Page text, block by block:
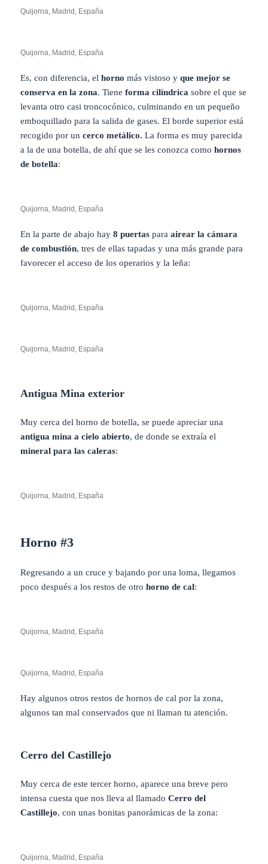
Quijorna, Madrid, España
Quijorna, Madrid, España
Es, con diferencia, elhorno más vistoso yque mejor se
conserva en la zona. Tieneforma cilíndricasobre el que se
levanta otro casi troncocónico, culminando en un pequeño
emboquillado para la salida de gases. El borde superior está
recogido por uncerco metálico. La forma es muy parecida
a la de una botella, de ahí que se les conozca comohornos
de botella:
Quijorna, Madrid, España
En la parte de abajo hay 8 puertas paraairear la cámara
de combustión, tres de ellas tapadas y una más grande para
favorecer el acceso de los operarios y la leña:
Quijorna, Madrid, España
Quijorna, Madrid, España
Antigua Mina exterior
Muy cerca del horno de botella, se puede apreciar una
antigua mina a cielo abierto, de donde se extraía el
mineral para las caleras:
Quijorna, Madrid, España
Horno #3
Regresando a un cruce y bajando por una loma, llegamos
poco después a los restos de otrohorno de cal:
Quijorna, Madrid, España
Quijorna, Madrid, España
Hay algunos otros restos de hornos de cal por la zona,
algunos tan mal conservados que ni llaman tu atención.
Cerro del Castillejo
Muy cerca de este tercer horno, aparece una breve pero
intensa cuesta que nos lleva al llamadoCerro del
Castillejo, con unas bonitas panorámicas de la zona:
Quijorna, Madrid, España